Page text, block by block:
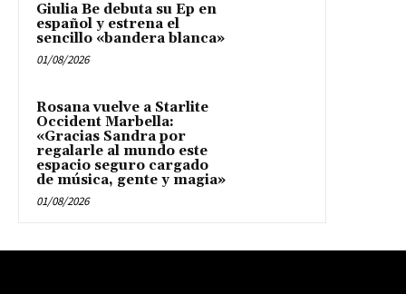
Giulia Be debuta su Ep en
español y estrena el
sencillo «bandera blanca»
01/08/2026
Rosana vuelve a Starlite
Occident Marbella:
«Gracias Sandra por
regalarle al mundo este
espacio seguro cargado
de música, gente y magia»
01/08/2026